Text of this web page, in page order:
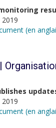
(en
(en